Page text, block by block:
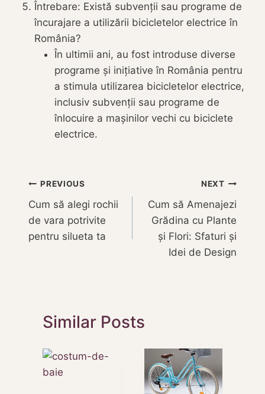
Întrebare: Există subvenții sau programe de
încurajare a utilizării bicicletelor electrice în
România?
În ultimii ani, au fost introduse diverse
programe și inițiative în România pentru
a stimula utilizarea bicicletelor electrice,
inclusiv subvenții sau programe de
înlocuire a mașinilor vechi cu biciclete
electrice.
Navigare
în
articole
PREVIOUS
Cum să alegi rochii
de vara potrivite
pentru silueta ta
NEXT
Cum să Amenajezi
Grădina cu Plante
și Flori: Sfaturi și
Idei de Design
Similar Posts